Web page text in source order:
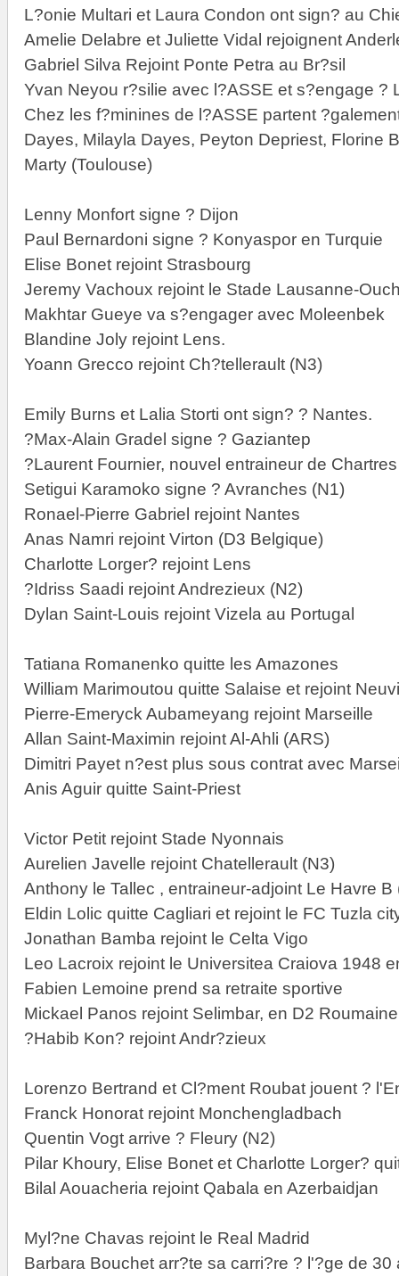
L?onie Multari et Laura Condon ont sign? au
Amelie Delabre et Juliette Vidal rejoignent
Gabriel Silva Rejoint Ponte Petra au Br?sil
Yvan Neyou r?silie avec l?ASSE et s?engage ?
Chez les f?minines de l?ASSE partent
Dayes, Milayla Dayes, Peyton Depriest, Florine
Marty (Toulouse)
Lenny Monfort signe ? Dijon
Paul Bernardoni signe ? Konyaspor en Turquie
Elise Bonet rejoint Strasbourg
Jeremy Vachoux rejoint le Stade Lausanne-
Makhtar Gueye va s?engager avec Moleenbek
Blandine Joly rejoint Lens.
Yoann Grecco rejoint Ch?tellerault (N3)
Emily Burns et Lalia Storti ont sign? ? Nantes.
?Max-Alain Gradel signe ? Gaziantep
?Laurent Fournier, nouvel entraineur de
Setigui Karamoko signe ? Avranches (N1)
Ronael-Pierre Gabriel rejoint Nantes
Anas Namri rejoint Virton (D3 Belgique)
Charlotte Lorger? rejoint Lens
?Idriss Saadi rejoint Andrezieux (N2)
Dylan Saint-Louis rejoint Vizela au Portugal
Tatiana Romanenko quitte les Amazones
William Marimoutou quitte Salaise et rejoint
Pierre-Emeryck Aubameyang rejoint Marseille
Allan Saint-Maximin rejoint Al-Ahli (ARS)
Dimitri Payet n?est plus sous contrat avec
Anis Aguir quitte Saint-Priest
Victor Petit rejoint Stade Nyonnais
Aurelien Javelle rejoint Chatellerault (N3)
Anthony le Tallec , entraineur-adjoint Le Havre B
Eldin Lolic quitte Cagliari et rejoint le FC Tuzla
Jonathan Bamba rejoint le Celta Vigo
Leo Lacroix rejoint le Universitea Craiova 1948
Fabien Lemoine prend sa retraite sportive
Mickael Panos rejoint Selimbar, en D2 Roumaine
?Habib Kon? rejoint Andr?zieux
Lorenzo Bertrand et Cl?ment Roubat jouent ?
Franck Honorat rejoint Monchengladbach
Quentin Vogt arrive ? Fleury (N2)
Pilar Khoury, Elise Bonet et Charlotte Lorger?
Bilal Aouacheria rejoint Qabala en Azerbaidjan
Myl?ne Chavas rejoint le Real Madrid
Barbara Bouchet arr?te sa carri?re ? l'?ge de